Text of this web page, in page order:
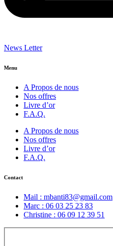
News Letter
Menu
A Propos de nous
Nos offres
Livre d’or
F.A.Q.
A Propos de nous
Nos offres
Livre d’or
F.A.Q.
Contact
Mail : mbanti83@gmail.com
Marc : 06 03 25 23 83
Christine : 06 09 12 39 51